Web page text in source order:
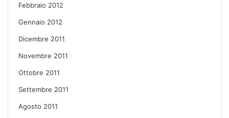
Febbraio 2012
Gennaio 2012
Dicembre 2011
Novembre 2011
Ottobre 2011
Settembre 2011
Agosto 2011